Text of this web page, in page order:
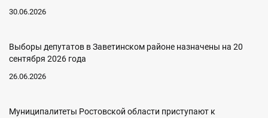
30.06.2026
Выборы депутатов в Заветинском районе назначены на 20
сентября 2026 года
26.06.2026
Муниципалитеты Ростовской области приступают к